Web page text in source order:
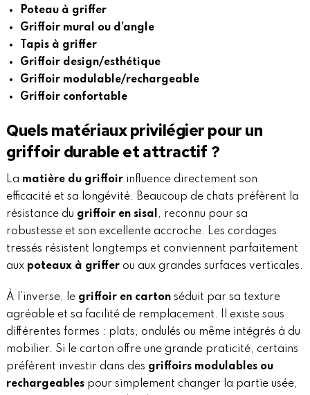
Poteau à griffer
Griffoir mural ou d’angle
Tapis à griffer
Griffoir design/esthétique
Griffoir modulable/rechargeable
Griffoir confortable
Quels matériaux privilégier pour un
griffoir durable et attractif ?
La matière du griffoirinfluence directement son
efficacité et sa longévité. Beaucoup de chats préfèrent la
résistance du griffoir en sisal, reconnu pour sa
robustesse et son excellente accroche. Les cordages
tressés résistent longtemps et conviennent parfaitement
aux poteaux à grifferou aux grandes surfaces verticales.
À l’inverse, le griffoir en cartonséduit par sa texture
agréable et sa facilité de remplacement. Il existe sous
différentes formes : plats, ondulés ou même intégrés à du
mobilier. Si le carton offre une grande praticité, certains
préfèrent investir dans des griffoirs modulables ou
rechargeablespour simplement changer la partie usée,